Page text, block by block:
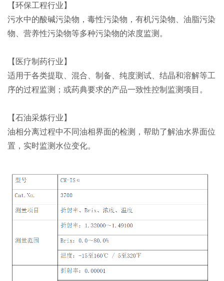
【环保工程行业】
污水中的酸碱污染物，毒性污染物，有机污染物、油脂污染
物、营养性污染物等多种污染物的浓度监测。
【医疗制药行业】
适用于各类提取、混合、制备、纯度测试、结晶和溶解等工
序的过程监测；或药典要求的产品一致性控制监测项目。
【石油采炼行业】
油相分离过程中不同油相界面的检测，帮助了解油水界面位
置，实时监测水位变化。